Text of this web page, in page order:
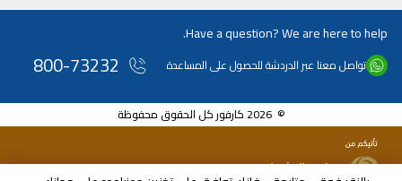
Have a question? We are here to help.
تواصل معنا عبر الدردشة للحصول على المساعدة 800-73232
© 2026 كارفور كل الحقوق محفوظة